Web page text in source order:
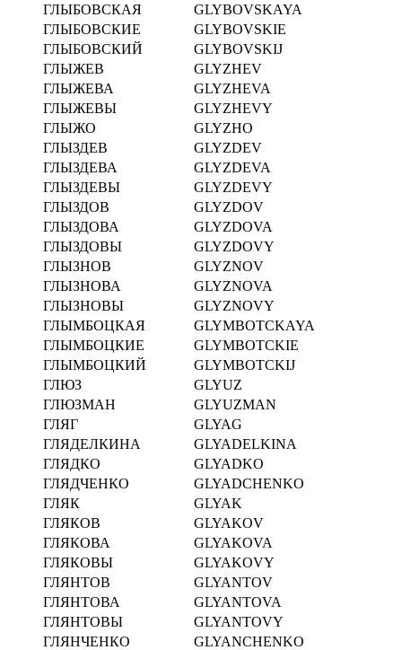
ГЛЫБОВСКАЯ
GLYBOVSKAYA
ГЛЫБОВСКИЕ
GLYBOVSKIE
ГЛЫБОВСКИЙ
GLYBOVSKIJ
ГЛЫЖЕВ
GLYZHEV
ГЛЫЖЕВА
GLYZHEVA
ГЛЫЖЕВЫ
GLYZHEVY
ГЛЫЖО
GLYZHO
ГЛЫЗДЕВ
GLYZDEV
ГЛЫЗДЕВА
GLYZDEVA
ГЛЫЗДЕВЫ
GLYZDEVY
ГЛЫЗДОВ
GLYZDOV
ГЛЫЗДОВА
GLYZDOVA
ГЛЫЗДОВЫ
GLYZDOVY
ГЛЫЗНОВ
GLYZNOV
ГЛЫЗНОВА
GLYZNOVA
ГЛЫЗНОВЫ
GLYZNOVY
ГЛЫМБОЦКАЯ
GLYMBOTCKAYA
ГЛЫМБОЦКИЕ
GLYMBOTCKIE
ГЛЫМБОЦКИЙ
GLYMBOTCKIJ
ГЛЮЗ
GLYUZ
ГЛЮЗМАН
GLYUZMAN
ГЛЯГ
GLYAG
ГЛЯДЕЛКИНА
GLYADELKINA
ГЛЯДКО
GLYADKO
ГЛЯДЧЕНКО
GLYADCHENKO
ГЛЯК
GLYAK
ГЛЯКОВ
GLYAKOV
ГЛЯКОВА
GLYAKOVA
ГЛЯКОВЫ
GLYAKOVY
ГЛЯНТОВ
GLYANTOV
ГЛЯНТОВА
GLYANTOVA
ГЛЯНТОВЫ
GLYANTOVY
ГЛЯНЧЕНКО
GLYANCHENKO